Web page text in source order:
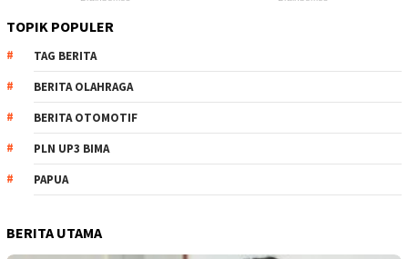
TOPIK POPULER
TAG BERITA
BERITA OLAHRAGA
BERITA OTOMOTIF
PLN UP3 BIMA
PAPUA
BERITA UTAMA